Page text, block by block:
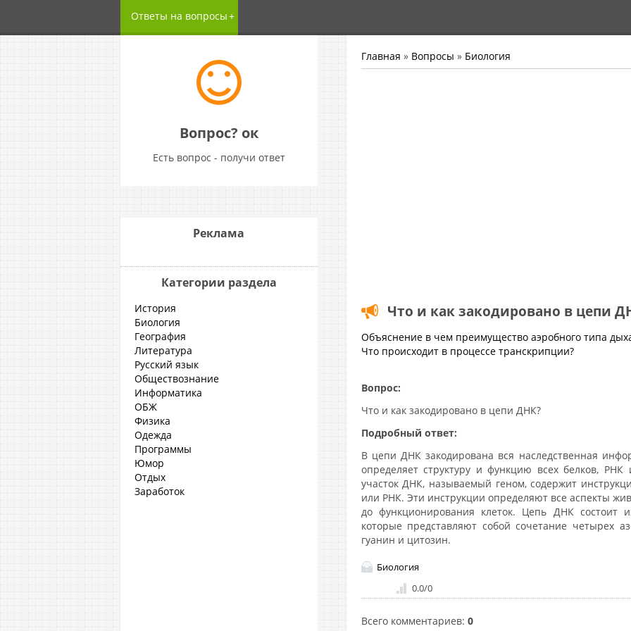
Ответы на вопросы
Вопрос? ок
Есть вопрос - получи ответ
Главная » Вопросы » Биология
Что и как закодировано в цепи
Объяснение в чем преимущество аэробного типа
Что происходит в процессе транскрипции?
Вопрос:
Что и как закодировано в цепи ДНК?
Подробный ответ:
В цепи ДНК закодирована вся наследственная
определяет структуру и функцию всех белков,
участок ДНК, называемый геном, содержит
или РНК. Эти инструкции определяют все аспекты
до функционирования клеток. Цепь ДНК состоит
которые представляют собой сочетание четырех
гуанин и цитозин.
Биология
0.0/0
Всего комментариев: 0
Реклама
Категории раздела
История
Биология
География
Литература
Русский язык
Обществознание
Информатика
ОБЖ
Физика
Одежда
Программы
Юмор
Отдых
Заработок